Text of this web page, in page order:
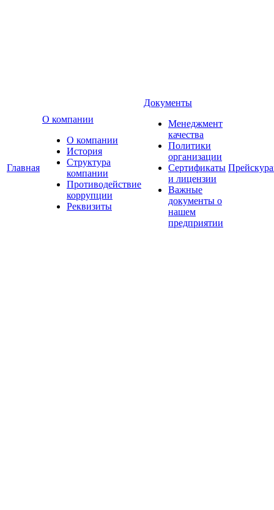
Главная
О компании
О компании
История
Структура
компании
Противодействие
коррупции
Реквизиты
Документы
Менеджмент
качества
Политики
организации
Сертификаты
и лицензии
Важные
документы о
нашем
предприятии